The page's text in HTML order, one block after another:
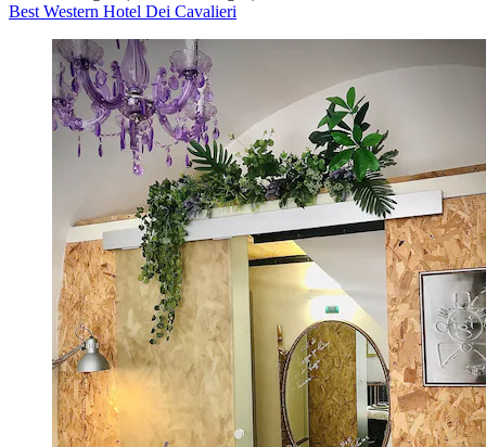
Best Western Hotel Dei Cavalieri